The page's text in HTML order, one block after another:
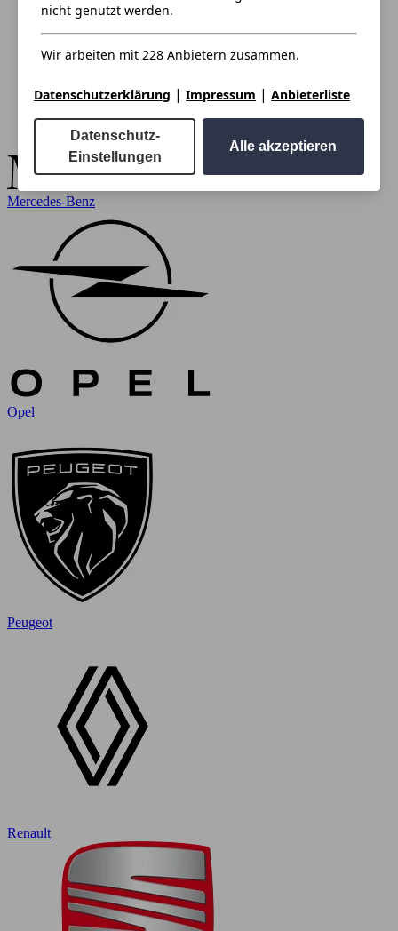
Mercedes-Benz
Opel
Peugeot
Renault
nicht genutzt werden.
Wir arbeiten mit 228 Anbietern zusammen.
Datenschutzerklärung | Impressum | Anbieterliste
Datenschutz-
Einstellungen
Alle akzeptieren